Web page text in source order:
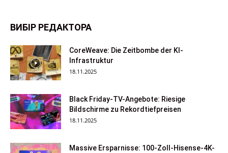
ВИБІР РЕДАКТОРА
CoreWeave: Die Zeitbombe der KI-
Infrastruktur
18.11.2025
Black Friday-TV-Angebote: Riesige
Bildschirme zu Rekordtiefpreisen
18.11.2025
Massive Ersparnisse: 100-Zoll-Hisense-4K-